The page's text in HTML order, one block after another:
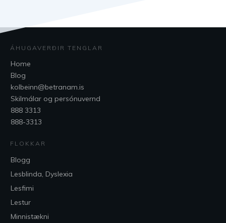
ÁHUGAVERÐIR TENGLAR
Home
Blog
kolbeinn@betranam.is
Skilmálar og persónuvernd
888 3313
888-3313
FLOKKAR
Blogg
Lesblinda, Dyslexia
Lesfimi
Lestur
Minnistækni